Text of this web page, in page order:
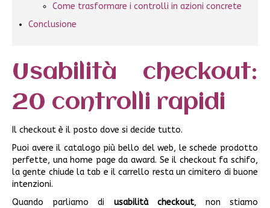
Come trasformare i controlli in azioni concrete
Conclusione
Usabilità checkout:
20 controlli rapidi
Il checkout è il posto dove si decide tutto.
Puoi avere il catalogo più bello del web, le schede prodotto
perfette, una home page da award. Se il checkout fa schifo,
la gente chiude la tab e il carrello resta un cimitero di buone
intenzioni.
Quando parliamo di usabilità checkout, non stiamo